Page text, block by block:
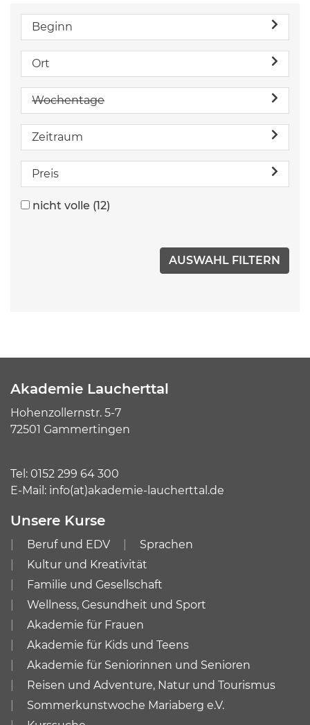
Beginn
Ort
Wochentage
Zeitraum
Preis
nicht volle (12)
Akademie Laucherttal
Hohenzollernstr. 5-7
72501 Gammertingen
Tel: 0152 299 64 300
E-Mail: info(at)akademie-laucherttal.de
Unsere Kurse
Beruf und EDV
Sprachen
Kultur und Kreativität
Familie und Gesellschaft
Wellness, Gesundheit und Sport
Akademie für Frauen
Akademie für Kids und Teens
Akademie für Seniorinnen und Senioren
Reisen und Adventure, Natur und Tourismus
Sommerkunstwoche Mariaberg e.V.